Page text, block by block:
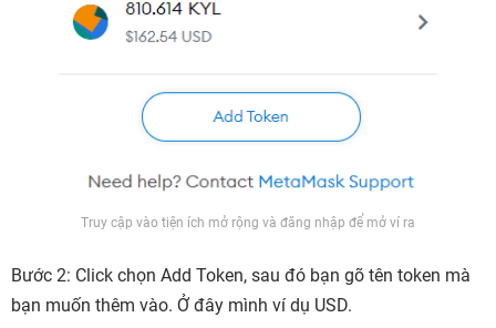
Truy cập vào tiện ích mở rộng và đăng nhập để mở ví ra
Bước 2: Click chọn Add Token, sau đó bạn gõ tên token mà
bạn muốn thêm vào. Ở đây mình ví dụ USD.